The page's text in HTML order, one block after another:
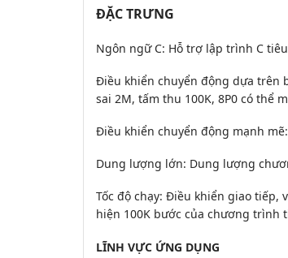
ĐẶC TRƯNG
Ngôn ngữ C: Hỗ trợ lập trình C
Điều khiển chuyển động dựa trên
sai 2M, tấm thu 100K, 8P0 có thể
Điều khiển chuyển động mạnh
Dung lượng lớn: Dung lượng
Tốc độ chạy: Điều khiển giao tiếp,
hiện 100K bước của chương trình
LĨNH VỰC ỨNG DỤNG